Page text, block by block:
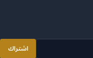
اشتراك